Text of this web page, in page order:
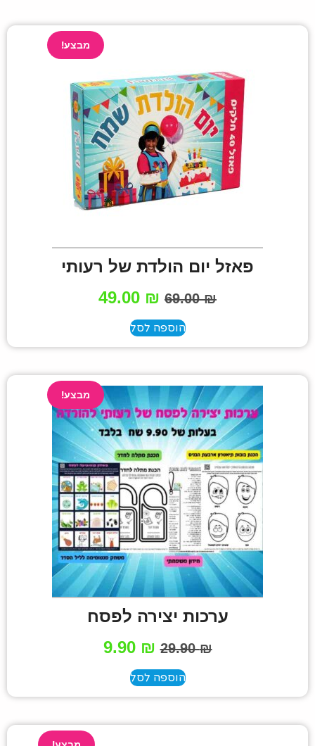
מבצע!
פאזל יום הולדת של רעותי
69.00₪
49.00 ₪
הוספה לסל
מבצע!
ערכות יצירה לפסח
29.90₪
9.90 ₪
הוספה לסל